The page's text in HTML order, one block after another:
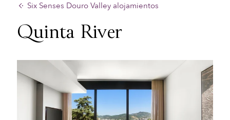
Six Senses Douro Valley alojamientos
Quinta River